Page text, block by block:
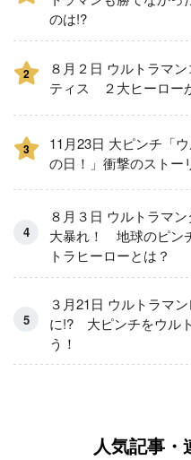
のは!?
2
８月２日 ウルトラマ
ティス ２大ヒーロー
3
11月23日 大ピンチ「
の日！」衝撃のストー
８月３日 ウルトラマ
大暴れ！ 地球のピン
トラヒーローとは？
３月21日 ウルトラマ
に!? 大ピンチをウル
う！
人気記事・